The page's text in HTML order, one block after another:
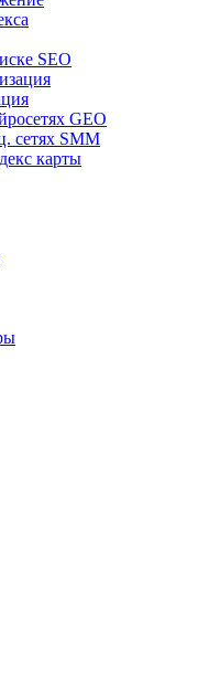
SEO
GEO
сетях SMM
карты